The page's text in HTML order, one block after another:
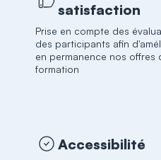
satisfaction
Prise en compte des
des participants afin
en permanence nos offres
formation
Accessibilité